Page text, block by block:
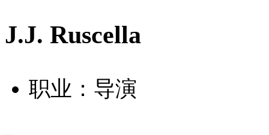
J.J. Ruscella
职业：导演